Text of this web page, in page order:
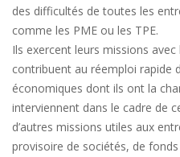
des difficultés de toutes les
comme les PME ou les TPE.
Ils exercent leurs missions
contribuent au réemploi rapide
économiques dont ils ont la
interviennent dans le cadre de
d’autres missions utiles aux
provisoire de sociétés, de